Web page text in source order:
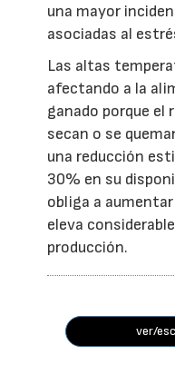
una mayor
asociadas al
Las altas
afectando a la
ganado porque el
secan o se
una reducción
30% en su
obliga a
eleva
producción.
ver/